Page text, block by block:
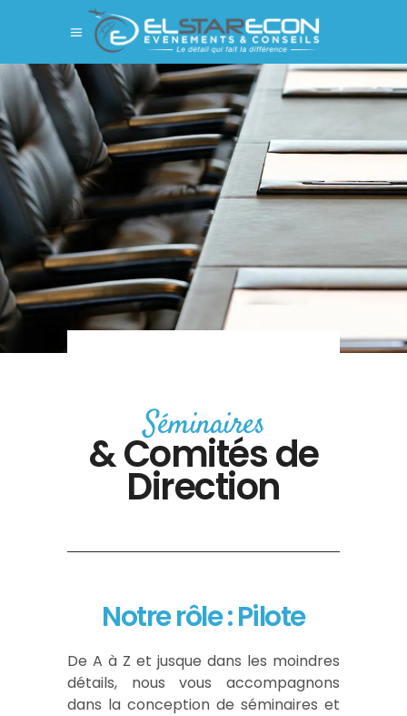
Séminaires
& Comités de
Direction
Notre rôle : Pilote
De A à Z et jusque dans les moindres
détails, nous vous accompagnons
dans la conception de séminaires et